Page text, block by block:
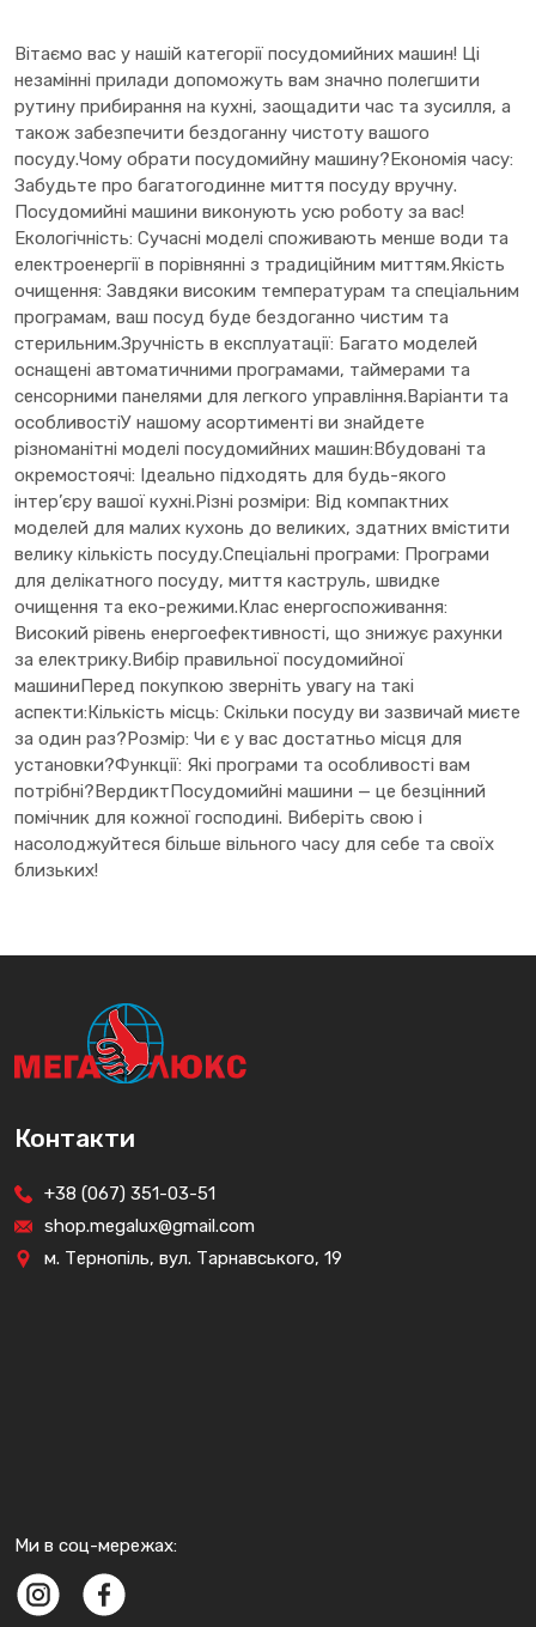
Вітаємо вас у нашій категорії посудомийних машин! Ці
незамінні прилади допоможуть вам значно полегшити
рутину прибирання на кухні, заощадити час та зусилля, а
також забезпечити бездоганну чистоту вашого
посуду.Чому обрати посудомийну машину?Економія часу:
Забудьте про багатогодинне миття посуду вручну.
Посудомийні машини виконують усю роботу за вас!
Екологічність: Сучасні моделі споживають менше води та
електроенергії в порівнянні з традиційним миттям.Якість
очищення: Завдяки високим температурам та спеціальним
програмам, ваш посуд буде бездоганно чистим та
стерильним.Зручність в експлуатації: Багато моделей
оснащені автоматичними програмами, таймерами та
сенсорними панелями для легкого управління.Варіанти та
особливостіУ нашому асортименті ви знайдете
різноманітні моделі посудомийних машин:Вбудовані та
окремостоячі: Ідеально підходять для будь-якого
інтер’єру вашої кухні.Різні розміри: Від компактних
моделей для малих кухонь до великих, здатних вмістити
велику кількість посуду.Спеціальні програми: Програми
для делікатного посуду, миття каструль, швидке
очищення та еко-режими.Клас енергоспоживання:
Високий рівень енергоефективності, що знижує рахунки
за електрику.Вибір правильної посудомийної
машиниПеред покупкою зверніть увагу на такі
аспекти:Кількість місць: Скільки посуду ви зазвичай миєте
за один раз?Розмір: Чи є у вас достатньо місця для
установки?Функції: Які програми та особливості вам
потрібні?ВердиктПосудомийні машини — це безцінний
помічник для кожної господині. Виберіть свою і
насолоджуйтеся більше вільного часу для себе та своїх
близьких!
Контакти
+38 (067) 351-03-51
shop.megalux@gmail.com
м. Тернопіль, вул. Тарнавського, 19
Ми в соц-мережах: